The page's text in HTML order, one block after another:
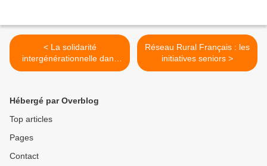
< La solidarité
intergénérationnelle dans
les Yvelines - Ile de France
Réseau Rural Français : les
initiatives seniors >
Hébergé par Overblog
Top articles
Pages
Contact